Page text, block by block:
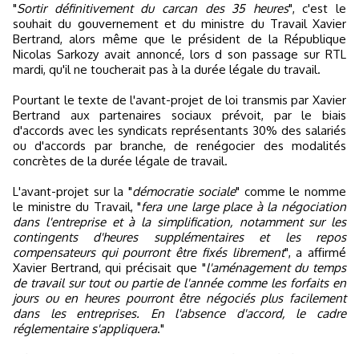
" Sortir définitivement du carcan des 35 heures", c'est le
souhait du gouvernement et du ministre du Travail Xavier
Bertrand, alors même que le président de la République
Nicolas Sarkozy avait annoncé, lors d son passage sur RTL
mardi, qu'il ne toucherait pas à la durée légale du travail.
Pourtant le texte de l'avant-projet de loi transmis par Xavier
Bertrand aux partenaires sociaux prévoit, par le biais
d'accords avec les syndicats représentants 30% des salariés
ou d'accords par branche, de renégocier des modalités
concrètes de la durée légale de travail.
L'avant-projet sur la "démocratie sociale" comme le nomme
le ministre du Travail, "fera une large place à la négociation
dans l'entreprise et à la simplification, notamment sur les
contingents d'heures supplémentaires et les repos
compensateurs qui pourront être fixés librement", a affirmé
Xavier Bertrand, qui précisait que "l'aménagement du temps
de travail sur tout ou partie de l'année comme les forfaits en
jours ou en heures pourront être négociés plus facilement
dans les entreprises. En l'absence d'accord, le cadre
réglementaire s'appliquera."